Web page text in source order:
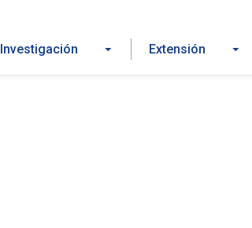
Investigación Extensión